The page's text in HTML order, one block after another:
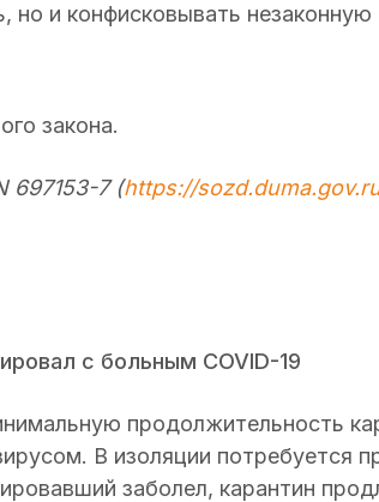
но и конфисковывать
закона.
697153-7 (https://
с больным COVID-19
продолжительность
В изоляции потребуется
заболел, карантин